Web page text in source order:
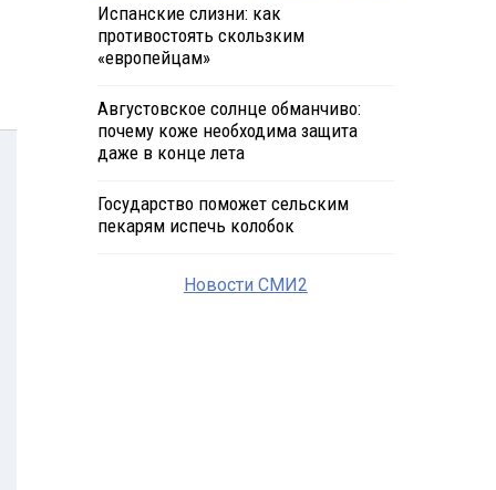
Испанские слизни: как
противостоять скользким
«европейцам»
Августовское солнце обманчиво:
почему коже необходима защита
даже в конце лета
Государство поможет сельским
пекарям испечь колобок
Новости СМИ2